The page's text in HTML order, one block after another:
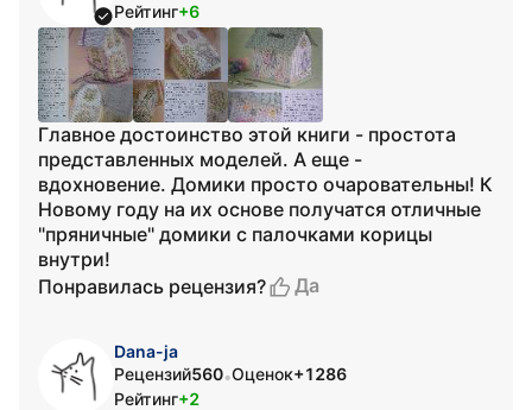
Рейтинг+6
Главное достоинство этой книги - простота
представленных моделей. А еще -
вдохновение. Домики просто очаровательны! К
Новому году на их основе получатся отличные
"пряничные" домики с палочками корицы
внутри!
Понравилась рецензия?
Да
Dana-ja
Рецензий560•Оценок+1286
Рейтинг+2